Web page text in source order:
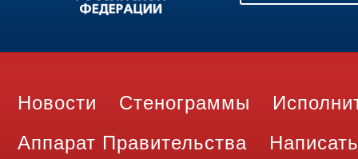
Новости Стенограммы
Аппарат Правительства